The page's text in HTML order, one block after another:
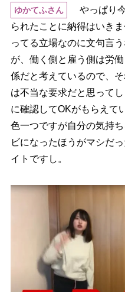
ゆかてふさん
っぱり今
られたことに納得はいき
ってる立場なのに文句言
が、働く側と雇う側は労
係だと考えているので、
は不当な要求だと思って
に確認してOKがもらえて
色一つですが自分の気持
ビになったほうがマシだ
イトですし。